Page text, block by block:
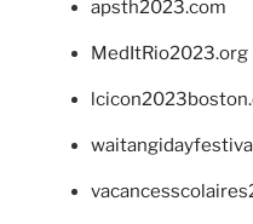
apsth2023.com
MedItRio2023.org